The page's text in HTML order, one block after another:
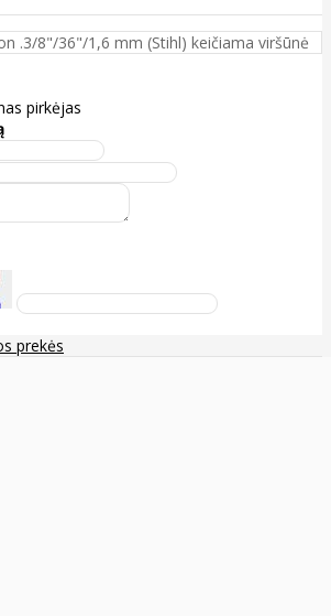
.3/8"/36"/1,6 mm (Stihl) keičiama viršūnė
pirkėjas
prekės